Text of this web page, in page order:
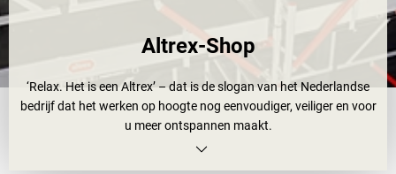
Altrex-Shop
‘Relax. Het is een Altrex’ – dat is de slogan van het Nederlandse
bedrijf dat het werken op hoogte nog eenvoudiger, veiliger en voor
u meer ontspannen maakt.